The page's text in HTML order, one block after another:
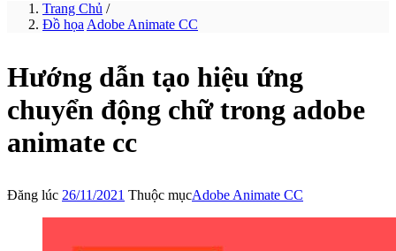
Trang Chủ /
Đồ họa Adobe Animate CC
Hướng dẫn tạo hiệu ứng
chuyển động chữ trong adobe
animate cc
Đăng lúc 26/11/2021 Thuộc mụcAdobe Animate CC